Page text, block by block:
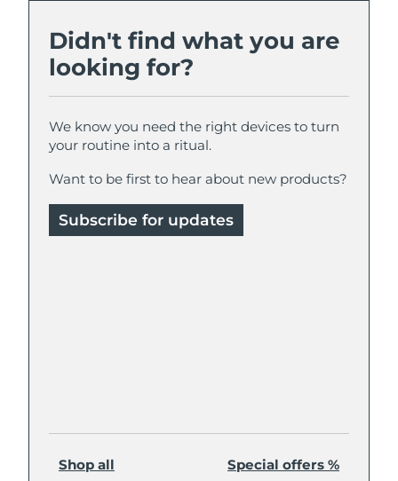
Didn't find what you are
looking for?
We know you need the right devices to turn
your routine into a ritual.
Want to be first to hear about new products?
Subscribe for updates
Shop all Special offers %